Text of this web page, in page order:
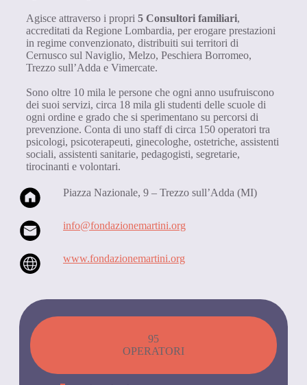
Agisce attraverso i propri 5 Consultori familiari,
accreditati da Regione Lombardia, per erogare prestazioni
in regime convenzionato, distribuiti sui territori di
Cernusco sul Naviglio, Melzo, Peschiera Borromeo,
Trezzo sull’Adda e Vimercate.
Sono oltre 10 mila le persone che ogni anno usufruiscono
dei suoi servizi, circa 18 mila gli studenti delle scuole di
ogni ordine e grado che si sperimentano su percorsi di
prevenzione. Conta di uno staff di circa 150 operatori tra
psicologi, psicoterapeuti, ginecologhe, ostetriche, assistenti
sociali, assistenti sanitarie, pedagogisti, segretarie,
tirocinanti e volontari.
Piazza Nazionale, 9 – Trezzo sull’Adda (MI)
info@fondazionemartini.org
www.fondazionemartini.org
95
OPERATORI